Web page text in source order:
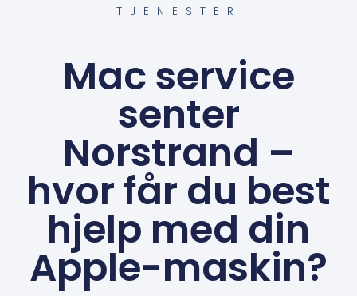
TJENESTER
Mac service
senter
Norstrand –
hvor får du best
hjelp med din
Apple-maskin?